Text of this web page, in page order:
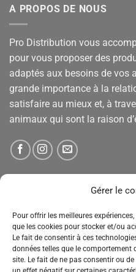
Gérer le
Pour offrir les meilleures
que les cookies pour stocker et/ou
Le fait de consentir à ces
données telles que le comportement
site. Le fait de ne pas consentir ou
A PROPOS DE NOUS
Pro Distribution vous
pour vous proposer des
adaptés aux besoins de vos
grande importance à la
satisfaire au mieux et, à
animaux qui sont la raison
Tenez-vous informé des
et des remises.